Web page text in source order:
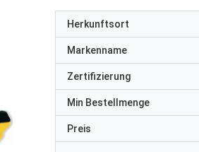
Herkunftsort
Markenname
Zertifizierung
Min Bestellmenge
Preis